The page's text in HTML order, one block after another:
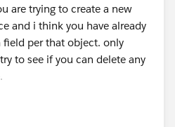
are trying to create a new
and i think you have already
per that object. only
to see if you can delete any